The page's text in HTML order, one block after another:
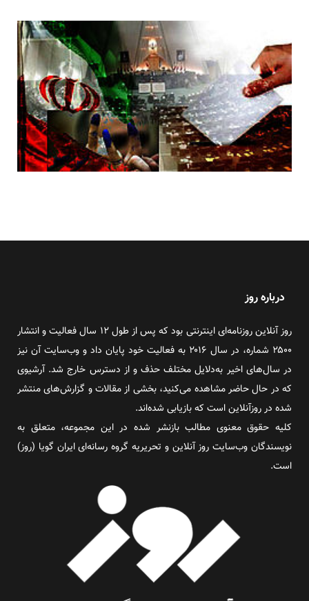
درباره روز
روز آنلاین روزنامه‌ای اینترنتی بود که پس از طول ۱۲ سال فعالیت و انتشار
۲۵۰۰ شماره، در سال ۲۰۱۶ به فعالیت خود پایان داد و وب‌سایت آن نیز
در سال‌های اخیر به‌دلایل مختلف حذف و از دسترس خارج شد. آرشیوی
که در حال حاضر مشاهده می‌کنید، بخشی از مقالات و گزارش‌های منتشر
شده در روزآنلاین است که بازیابی شده‌اند.
کلیه حقوق معنوی مطالب بازنشر شده در این مجموعه، متعلق به
نویسندگان وب‌سایت روز آنلاین و تحریریه گروه رسانه‌ای ایران گویا (روز)
است.